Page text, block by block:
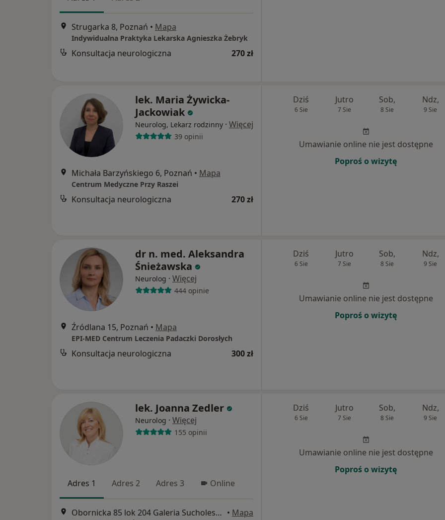
Strugarka 8, Poznań • Mapa
Indywidualna Praktyka Lekarska Agnieszka Żebryk
Konsultacja neurologiczna 270 zł
lek. Maria Żywicka-
Jackowiak
Neurolog, Lekarz rodzinny · Więcej
39 opinii
Michała Barzyńskiego 6, Poznań • Mapa
Centrum Medyczne Przy Raszei
Konsultacja neurologiczna 270 zł
Dziś
6 Sie
Jutro
7 Sie
Sob,
8 Sie
Ndz,
9 Sie
Umawianie online nie jest dostępne
Poproś o wizytę
dr n. med. Aleksandra
Śnieżawska
Neurolog · Więcej
444 opinie
Źródlana 15, Poznań • Mapa
EPI-MED Centrum Leczenia Padaczki Dorosłych
Konsultacja neurologiczna 300 zł
Dziś
6 Sie
Jutro
7 Sie
Sob,
8 Sie
Ndz,
9 Sie
Umawianie online nie jest dostępne
Poproś o wizytę
lek. Joanna Zedler
Neurolog · Więcej
155 opinii
Adres 1 Adres 2 Adres 3 Online
Obornicka 85 lok 204 Galeria Sucholeska 2piętro Suchy Las, Poznań • Mapa
Dziś
6 Sie
Jutro
7 Sie
Sob,
8 Sie
Ndz,
9 Sie
Umawianie online nie jest dostępne
Poproś o wizytę